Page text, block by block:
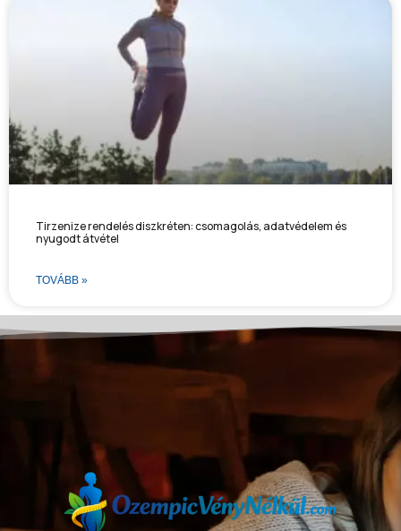
Tirzenize rendelés diszkréten: csomagolás, adatvédelem és
nyugodt átvétel
TOVÁBB »